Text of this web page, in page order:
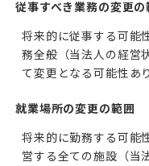
従事すべき業務の変更の
将来的に従事する可能
務全般（当法人の経営
て変更となる可能性あ
就業場所の変更の範囲
将来的に勤務する可能
営する全ての施設（当